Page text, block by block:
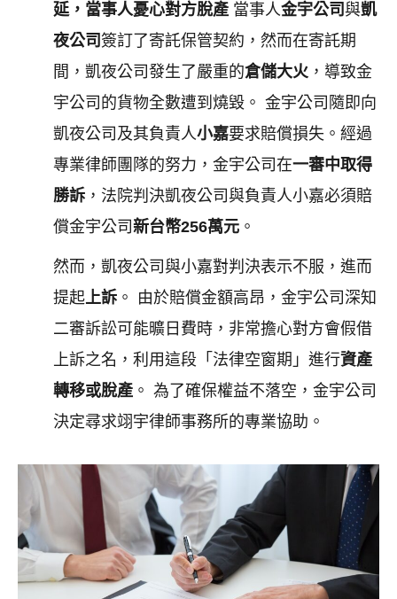
延，當事人憂心對方脫產 當事人金宇公司與凱
夜公司簽訂了寄託保管契約，然而在寄託期
間，凱夜公司發生了嚴重的倉儲大火 ，導致金
宇公司的貨物全數遭到燒毀。 金宇公司隨即向
凱夜公司及其負責人小嘉要求賠償損失。經過
專業律師團隊的努力，金宇公司在一審中取得
勝訴 ，法院判決凱夜公司與負責人小嘉必須賠
償金宇公司新台幣256萬元 。
然而，凱夜公司與小嘉對判決表示不服，進而
提起 上訴 。 由於賠償金額高昂，金宇公司深知
二審訴訟可能曠日費時，非常擔心對方會假借
上訴之名，利用這段「法律空窗期」進行資產
轉移或脫產 。 為了確保權益不落空，金宇公司
決定尋求翊宇律師事務所的專業協助。